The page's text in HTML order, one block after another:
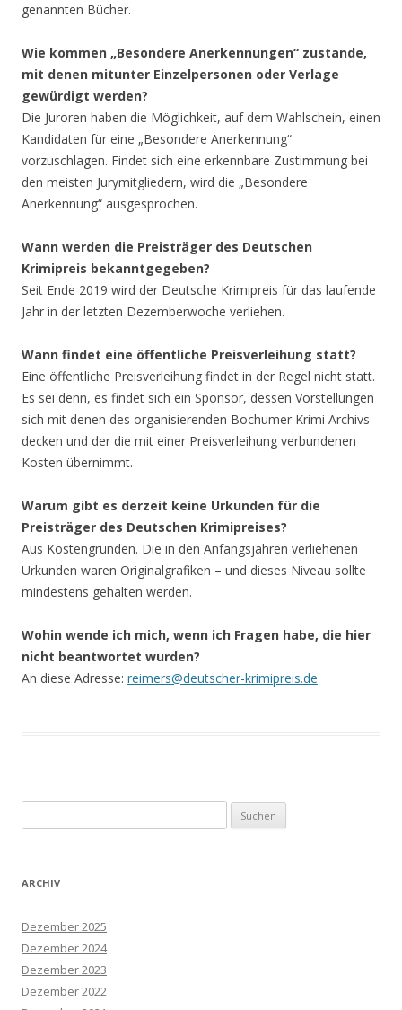
genannten Bücher.
Wie kommen „Besondere Anerkennungen“ zustande,
mit denen mitunter Einzelpersonen oder Verlage
gewürdigt werden?
Die Juroren haben die Möglichkeit, auf dem Wahlschein, einen
Kandidaten für eine „Besondere Anerkennung“
vorzuschlagen. Findet sich eine erkennbare Zustimmung bei
den meisten Jurymitgliedern, wird die „Besondere
Anerkennung“ ausgesprochen.
Wann werden die Preisträger des Deutschen
Krimipreis bekanntgegeben?
Seit Ende 2019 wird der Deutsche Krimipreis für das laufende
Jahr in der letzten Dezemberwoche verliehen.
Wann findet eine öffentliche Preisverleihung statt?
Eine öffentliche Preisverleihung findet in der Regel nicht statt.
Es sei denn, es findet sich ein Sponsor, dessen Vorstellungen
sich mit denen des organisierenden Bochumer Krimi Archivs
decken und der die mit einer Preisverleihung verbundenen
Kosten übernimmt.
Warum gibt es derzeit keine Urkunden für die
Preisträger des Deutschen Krimipreises?
Aus Kostengründen. Die in den Anfangsjahren verliehenen
Urkunden waren Originalgrafiken – und dieses Niveau sollte
mindestens gehalten werden.
Wohin wende ich mich, wenn ich Fragen habe, die hier
nicht beantwortet wurden?
An diese Adresse: reimers@deutscher-krimipreis.de
nach:
ARCHIV
Dezember 2025
Dezember 2024
Dezember 2023
Dezember 2022